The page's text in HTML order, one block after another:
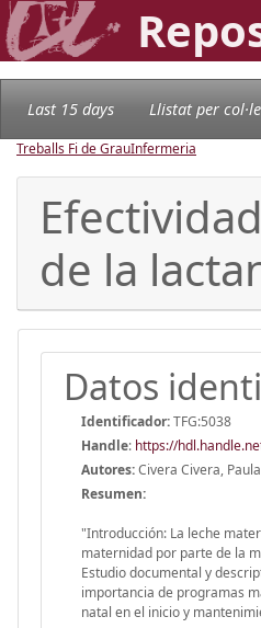
Last 15 days Llistat per
Treballs Fi de GrauInfermeria
de la
Datos
Identificador:TFG:5038
Handle: https://
Autores:Civera Civera, Paula
Resumen:
"Introducción: La leche
maternidad por parte de la
Estudio documental y
importancia de programas
natal en el inicio y